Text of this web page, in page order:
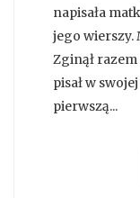
napisała
jego wierszy.
Zginął
pisał w
pierwszą...